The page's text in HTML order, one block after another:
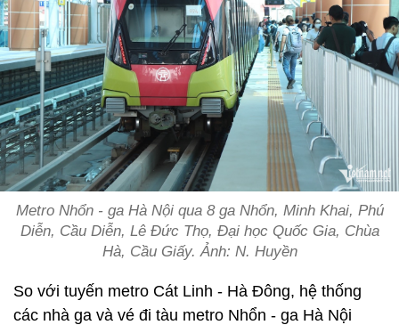
Metro Nhổn - ga Hà Nội qua 8 ga Nhổn, Minh Khai, Phú
Diễn, Cầu Diễn, Lê Đức Thọ, Đại học Quốc Gia, Chùa
Hà, Cầu Giấy. Ảnh: N. Huyền
So với tuyến metro Cát Linh - Hà Đông, hệ thống
các nhà ga và vé đi tàu metro Nhổn - ga Hà Nội